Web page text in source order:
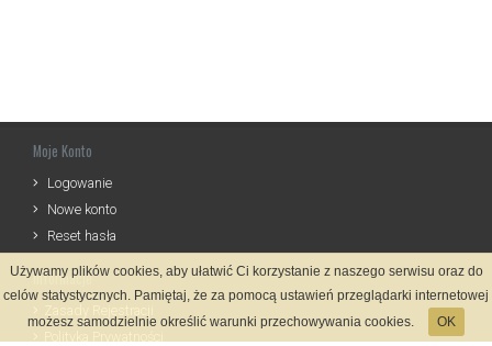
Moje Konto
Logowanie
Nowe konto
Reset hasła
Informacje
Używamy plików cookies, aby ułatwić Ci korzystanie z naszego serwisu oraz do
celów statystycznych. Pamiętaj, że za pomocą ustawień przeglądarki internetowej
możesz samodzielnie określić warunki przechowywania cookies.
OK